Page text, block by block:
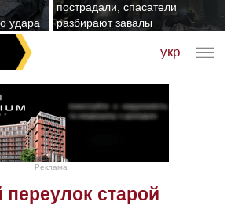
удара
пострадали, спасатели
разбирают завалы
укр
Реклама
старой